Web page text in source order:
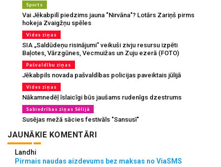
Sports
Vai Jēkabpilī piedzims jauna "Nirvāna"? Lotārs Zariņš pirms
hokeja Zvaigžņu spēles
Vides ziņas
SIA „Saldūdeņu risinājumi” veikuši zivju resursu izpēti
Baļotes, Vārzgūnes, Vecmuižas un Zuju ezerā (FOTO)
Pašvaldību ziņas
Jēkabpils novada pašvaldības policijas paveiktais jūlijā
Vides ziņas
Nākamnedēļ īslaicīgi būs jaušams rudenīgs dzestrums
Sabiedrības ziņas Sēlijā
Susējas mežā sācies festivāls "Sansusī"
JAUNĀKIE KOMENTĀRI
Landhi
Pirmais naudas aizdevums bez maksas no ViaSMS